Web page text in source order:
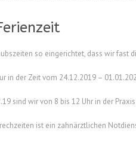
so eingerichtet, dass wir fast
in der Zeit vom 24.12.2019 –
sind wir von 8 bis 12 Uhr in der
ist ein zahnärztlichen